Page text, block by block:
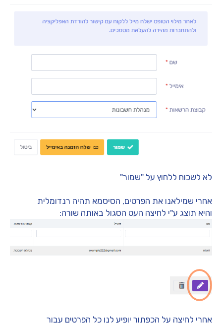
לא לשכוח ללחוץ על "שמור"
אחרי שמילאנו את הפרטים, הסיסמא תהיה רנדומלית
והיא תוצג ע"י לחיצה העט הסגול באותה שורה:
אחרי לחיצה על הכפתור יופיע לנו כל הפרטים עבור